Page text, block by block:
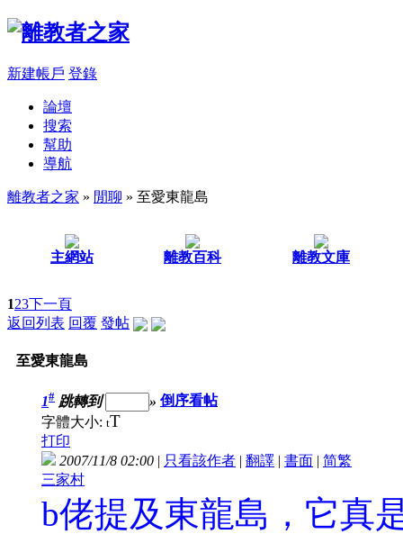
新建帳戶 登錄
論壇
搜索
幫助
導航
離教者之家 » 閒聊 » 至愛東龍島
主網站 離教百科 離教文庫
123下一頁
返回列表 回覆 發帖
至愛東龍島
1# 跳轉到 » 倒序看帖
字體大小: tT
打印
2007/11/8 02:00 | 只看該作者 | 翻譯 | 書面 | 简繁
三家村
b佬提及東龍島，它真